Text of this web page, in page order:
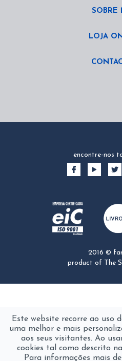
SOBRE
LOJA
encontre-nos
2016 ©
product of
The
Este website recorre ao uso
uma melhor e mais
aos seus visitantes. Ao
cookies tal como descrito
Para informações mais